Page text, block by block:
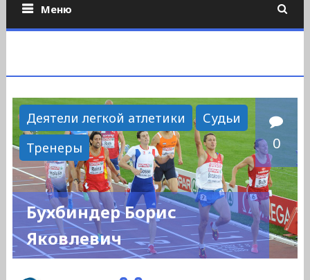
Меню
Деятели легкой атлетики
Судьи
Тренеры
0
Бухбиндер Борис
Яковлевич